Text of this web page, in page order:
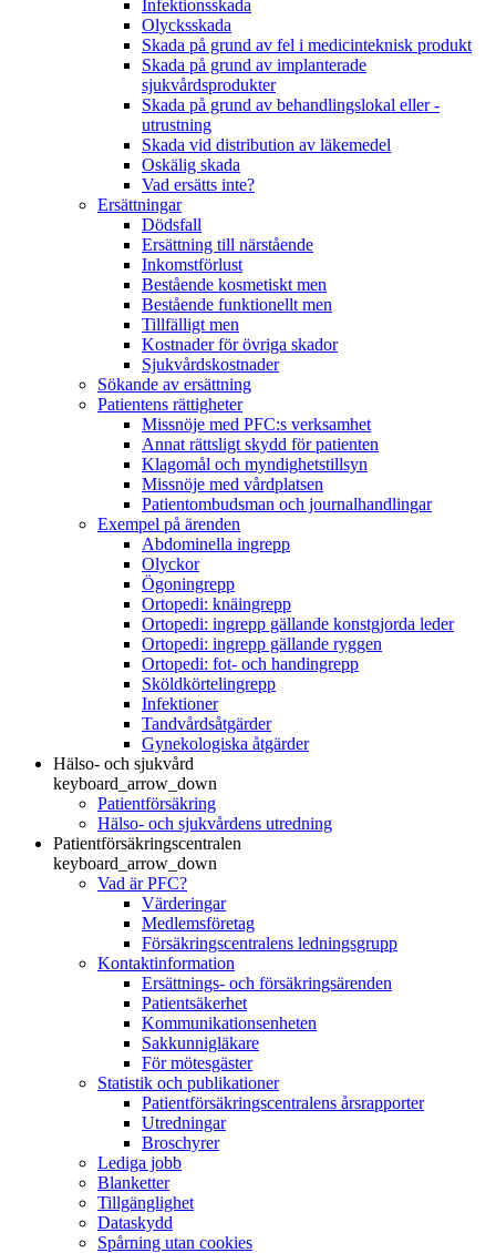
Infektionsskada
Olycksskada
Skada på grund av fel i medicinteknisk produkt
Skada på grund av implanterade
sjukvårdsprodukter
Skada på grund av behandlingslokal eller -
utrustning
Skada vid distribution av läkemedel
Oskälig skada
Vad ersätts inte?
Ersättningar
Dödsfall
Ersättning till närstående
Inkomstförlust
Bestående kosmetiskt men
Bestående funktionellt men
Tillfälligt men
Kostnader för övriga skador
Sjukvårdskostnader
Sökande av ersättning
Patientens rättigheter
Missnöje med PFC:s verksamhet
Annat rättsligt skydd för patienten
Klagomål och myndighetstillsyn
Missnöje med vårdplatsen
Patientombudsman och journalhandlingar
Exempel på ärenden
Abdominella ingrepp
Olyckor
Ögoningrepp
Ortopedi: knäingrepp
Ortopedi: ingrepp gällande konstgjorda leder
Ortopedi: ingrepp gällande ryggen
Ortopedi: fot- och handingrepp
Sköldkörtelingrepp
Infektioner
Tandvårdsåtgärder
Gynekologiska åtgärder
Hälso- och sjukvård
keyboard_arrow_down
Patientförsäkring
Hälso- och sjukvårdens utredning
Patientförsäkringscentralen
keyboard_arrow_down
Vad är PFC?
Värderingar
Medlemsföretag
Försäkringscentralens ledningsgrupp
Kontaktinformation
Ersättnings- och försäkringsärenden
Patientsäkerhet
Kommunikationsenheten
Sakkunnigläkare
För mötesgäster
Statistik och publikationer
Patientförsäkringscentralens årsrapporter
Utredningar
Broschyrer
Lediga jobb
Blanketter
Tillgänglighet
Dataskydd
Spårning utan cookies